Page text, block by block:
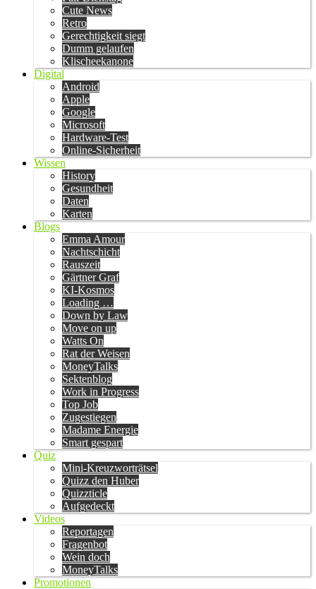
Cute News
Retro
Gerechtigkeit siegt
Dumm gelaufen
Klischeekanone
Digital
Android
Apple
Google
Microsoft
Hardware-Test
Online-Sicherheit
Wissen
History
Gesundheit
Daten
Karten
Blogs
Emma Amour
Nachtschicht
Rauszeit
Gärtner Graf
KI-Kosmos
Loading …
Down by Law
Move on up
Watts On
Rat der Weisen
MoneyTalks
Sektenblog
Work in Progress
Top Job
Zugestiegen
Madame Energie
Smart gespart
Quiz
Mini-Kreuzworträtsel
Quizz den Huber
Quizzticle
Aufgedeckt
Videos
Reportagen
Fragenbot
Wein doch
MoneyTalks
Promotionen